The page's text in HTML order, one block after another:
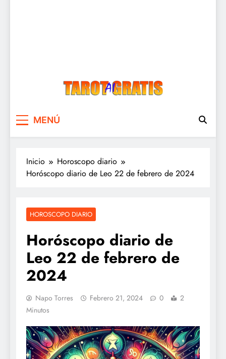
MENÚ
Inicio
Horoscopo diario
Horóscopo diario de Leo 22 de febrero de 2024
HOROSCOPO DIARIO
Horóscopo diario de
Leo 22 de febrero de
2024
Napo Torres Febrero 21, 2024 0
2
Minutos